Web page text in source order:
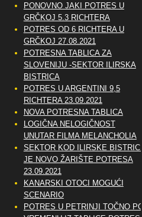
PONOVNO JAKI POTRES U
GRČKOJ 5.3 RICHTERA
POTRES OD 6 RICHTERA U
GRČKOJ 27.08.2021
POTRESNA TABLICA ZA
SLOVENIJU -SEKTOR ILIRSKA
BISTRICA
POTRES U ARGENTINI 9,5
RICHTERA 23.09.2021
NOVA POTRESNA TABLICA
LOGIČNA NELOGIČNOST
UNUTAR FILMA MELANCHOLIA
SEKTOR KOD ILIRSKE BISTRICE
JE NOVO ŽARIŠTE POTRESA
23.09.2021
KANARSKI OTOCI MOGUĆI
SCENARIO
POTRES U PETRINJI TOČNO PO